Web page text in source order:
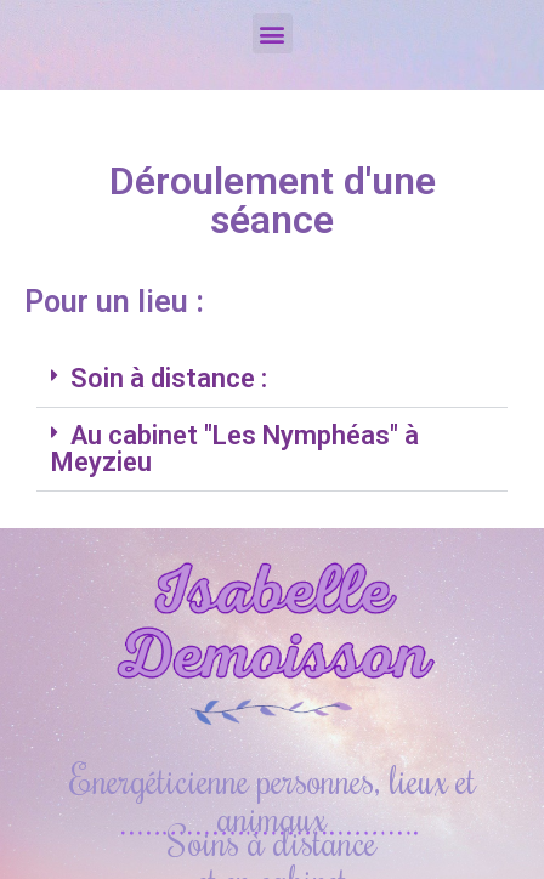
Déroulement d'une
séance
Pour un lieu :
Soin à distance :
Au cabinet "Les Nymphéas" à
Meyzieu
Energéticienne personnes, lieux et
animaux
Soins à distance